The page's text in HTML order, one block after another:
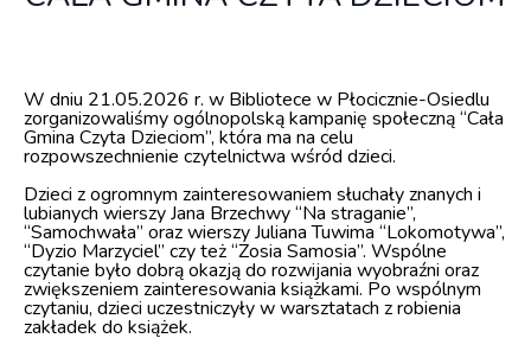
W dniu 21.05.2026 r. w Bibliotece w Płocicznie-Osiedlu
zorganizowaliśmy ogólnopolską kampanię społeczną “Cała
Gmina Czyta Dzieciom”, która ma na celu
rozpowszechnienie czytelnictwa wśród dzieci.
Dzieci z ogromnym zainteresowaniem słuchały znanych i
lubianych wierszy Jana Brzechwy “Na straganie”,
“Samochwała” oraz wierszy Juliana Tuwima “Lokomotywa”,
“Dyzio Marzyciel” czy też “Zosia Samosia”. Wspólne
czytanie było dobrą okazją do rozwijania wyobraźni oraz
zwiększeniem zainteresowania książkami. Po wspólnym
czytaniu, dzieci uczestniczyły w warsztatach z robienia
zakładek do książek.